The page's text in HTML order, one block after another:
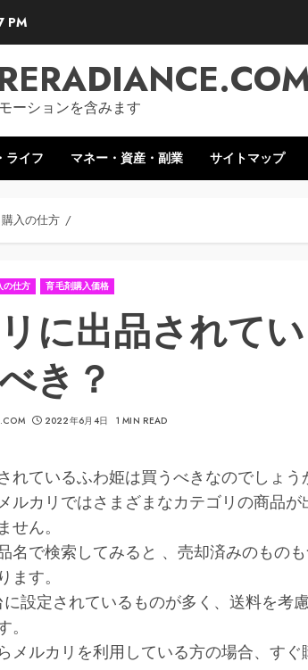
PM
ーションを含みます
ライフ マネー・資産・副業 サイトマップ
入の仕方
の仕方 育毛剤購入価格
に出品されて
き？
2022年6月4日 1 MIN READ
れているふわ姫は買うべきなのでしょう
ルカリではさまざまなカテゴリの商品
せん。
名で検索してみると 、売却済みのもの
ます。
設定されているものが多く、送料を考
メルカリを利用している方の場合、す